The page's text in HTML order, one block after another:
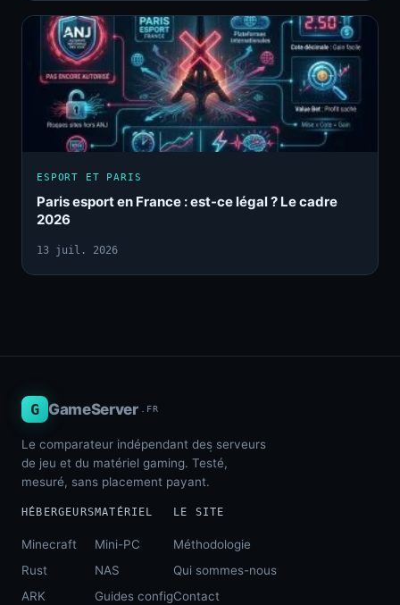
ESPORT ET PARIS
Paris esport en France : est-ce légal ? Le cadre
2026
13 juil. 2026
G GameServer .FR
Le comparateur indépendant des serveurs
de jeu et du matériel gaming. Testé,
mesuré, sans placement payant.
HÉBERGEURS
Minecraft
Rust
ARK
MATÉRIEL
Mini-PC
NAS
Guides config
LE SITE
Méthodologie
Qui sommes-nous
Contact